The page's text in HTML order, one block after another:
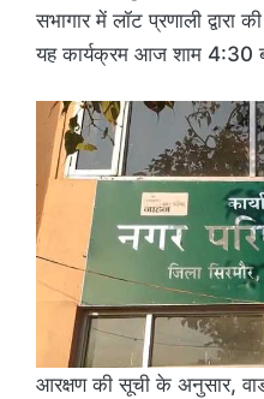
सभागार में लॉट प्रणाली द्वारा
यह कार्यक्रम आज शाम 4:30
आरक्षण की सूची के अनुसार,